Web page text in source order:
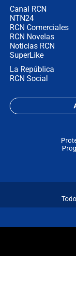
Canal RCN
NTN24
RCN Comerciales
RCN Novelas
Noticias RCN
SuperLike
La República
RCN Social